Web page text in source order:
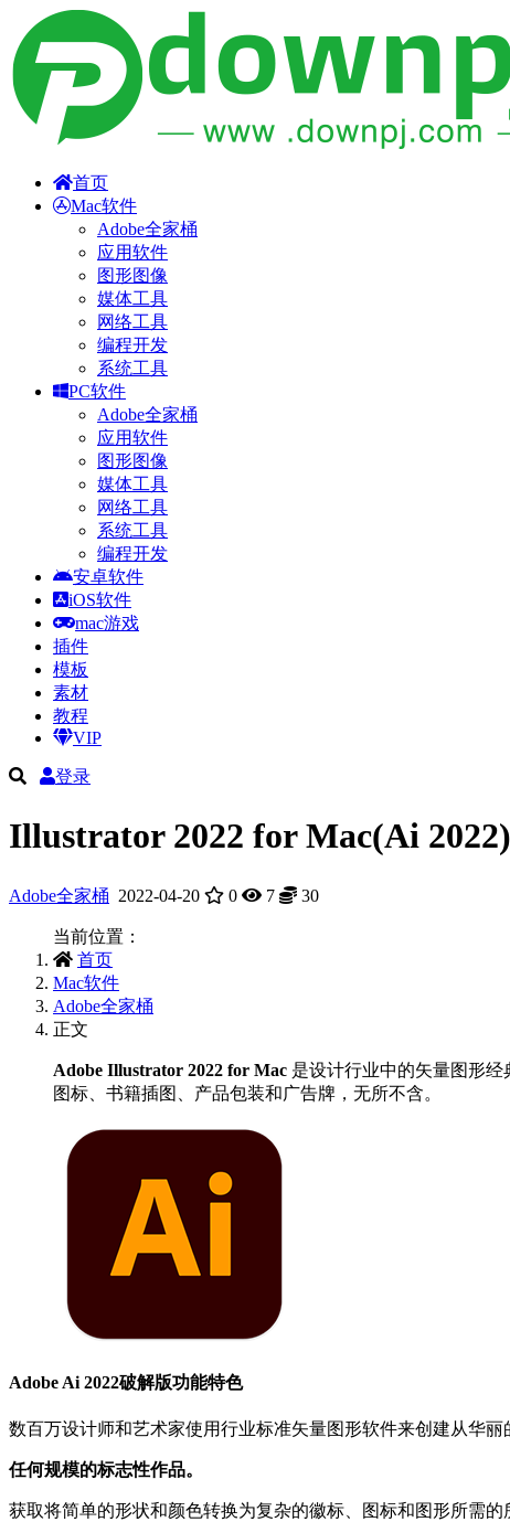
首页
Mac软件
Adobe全家桶
应用软件
图形图像
媒体工具
网络工具
编程开发
系统工具
PC软件
Adobe全家桶
应用软件
图形图像
媒体工具
网络工具
系统工具
编程开发
安卓软件
iOS软件
mac游戏
插件
模板
素材
教程
VIP
登录
Illustrator 2022 for Mac(Ai
Adobe全家桶 2022-04-20 0 7 30
当前位置：
首页
Mac软件
Adobe全家桶
正文
Adobe Illustrator 2022 for Mac 是设计行业中的矢量图形经
图标、书籍插图、产品包装和广告牌，无所不含。
Adobe Ai 2022破解版功能特色
数百万设计师和艺术家使用行业标准矢量图形软件来创建从华
任何规模的标志性作品。
获取将简单的形状和颜色转换为复杂的徽标、图标和图形所需